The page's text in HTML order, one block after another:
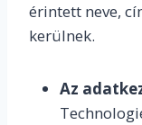
érintett neve,
kerülnek.
Az